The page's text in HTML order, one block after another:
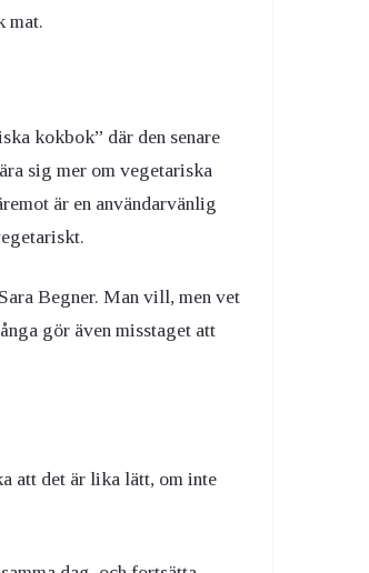
mat.
kokbok” där den senare
sig mer om vegetariska
är en användarvänlig
Begner. Man vill, men vet
gör även misstaget att
att det är lika lätt, om inte